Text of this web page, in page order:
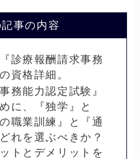
事の内容
診療報酬請求事務
資格詳細。
務能力認定試験』
に、『独学』と
職業訓練』と『通
れを選ぶべきか？
トとデメリットを